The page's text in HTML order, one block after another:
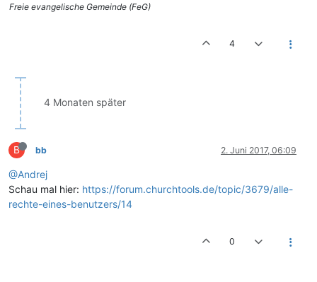
Freie evangelische Gemeinde (FeG)
4
4 Monaten später
B bb 2. Juni 2017, 06:09
@Andrej
Schau mal hier: https://forum.churchtools.de/topic/3679/alle-
rechte-eines-benutzers/14
0